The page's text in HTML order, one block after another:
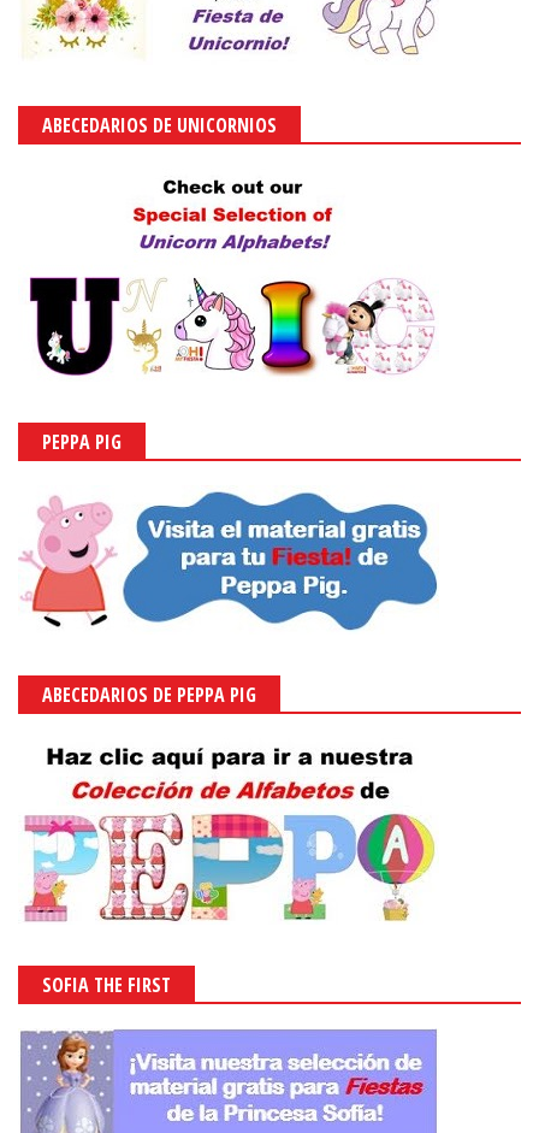
ABECEDARIOS DE UNICORNIOS
PEPPA PIG
ABECEDARIOS DE PEPPA PIG
SOFIA THE FIRST